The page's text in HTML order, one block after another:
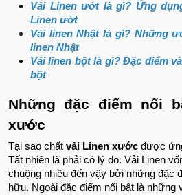
Vải Linen ướt là gì? Ứng
Linen ướt
Vải linen Nhật là gì? Những
linen Nhật
Vải linen bột là gì? Đặc điểm
bột
Những đặc điểm nổi
xước
Tại sao chất vải Linen xước được
Tất nhiên là phải có lý do. Vải Linen
chuộng nhiều đến vậy bởi những đặc
hữu. Ngoài đặc điểm nổi bật là